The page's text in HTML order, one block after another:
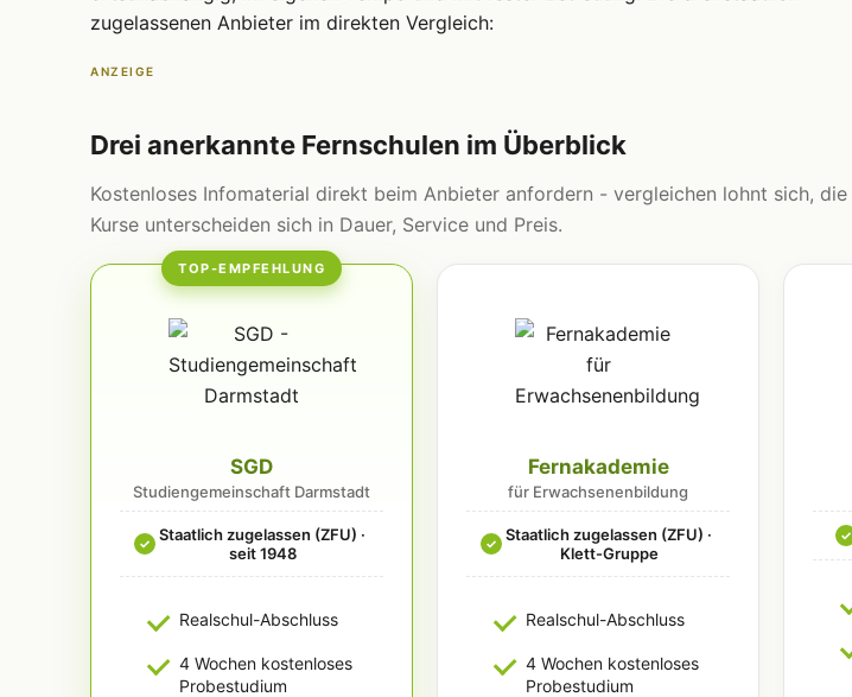
zugelassenen Anbieter im direkten Vergleich:
ANZEIGE
Drei anerkannte Fernschulen im Überblick
Kostenloses Infomaterial direkt beim Anbieter anfordern - vergleichen lohnt sich, die
Kurse unterscheiden sich in Dauer, Service und Preis.
TOP-EMPFEHLUNG
SGD
Studiengemeinschaft Darmstadt
✓ Staatlich zugelassen (ZFU) ·
seit 1948
Realschul-Abschluss
4 Wochen kostenloses
Probestudium
Fernakademie
für Erwachsenenbildung
✓ Staatlich zugelassen (ZFU) ·
Klett-Gruppe
Realschul-Abschluss
4 Wochen kostenloses
Probestudium
✓